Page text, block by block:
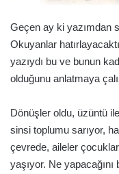
Geçen ay ki yazımdan
Okuyanlar
yazıydı bu ve bunun
olduğunu anlatmaya
Dönüşler oldu, üzüntü
sinsi toplumu sarıyor,
çevrede, aileler
yaşıyor. Ne